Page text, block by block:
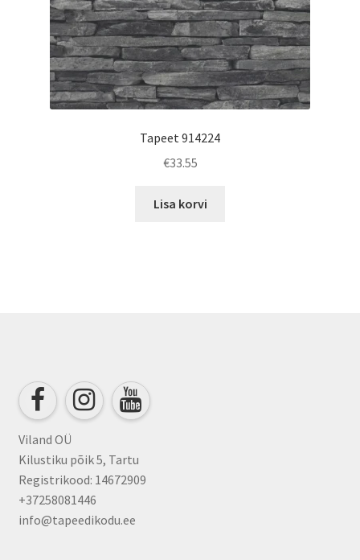
Tapeet 914224
€33.55
Lisa korvi
Viland OÜ
Kilustiku põik 5, Tartu
Registrikood: 14672909
+37258081446
info@tapeedikodu.ee